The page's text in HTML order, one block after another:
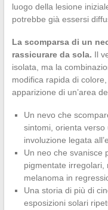
luogo della lesione
potrebbe già essersi
La scomparsa di un
rassicurare da sola. Il
isolata, ma la
modifica rapida di
apparizione di un’area
Un nevo che
sintomi, orienta verso
involuzione legata
Un neo che svanisce
pigmentate irregolari,
melanoma in
Una storia di più di
esposizioni solari